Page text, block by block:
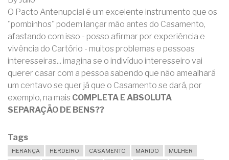
O Pacto Antenupcial é um excelente instrumento que os
"pombinhos" podem lançar mão antes do Casamento,
afastando com isso - posso afirmar por experiência e
vivência do Cartório - muitos problemas e pessoas
interesseiras... imagina se o indivíduo interesseiro vai
querer casar com a pessoa sabendo que não amealhará
um centavo se quer já que o Casamento se dará, por
exemplo, na mais COMPLETA E ABSOLUTA
SEPARAÇÃO DE BENS??
Tags
HERANÇA HERDEIRO CASAMENTO MARIDO
MULHER